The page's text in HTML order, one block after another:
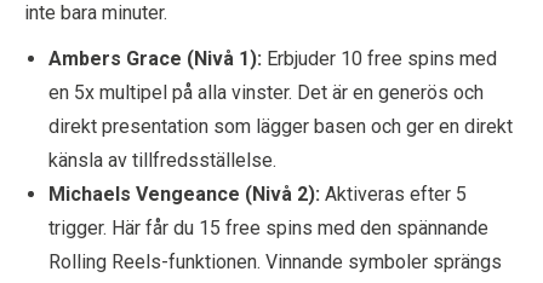
inte bara minuter.
Ambers Grace (Nivå 1): Erbjuder 10 free spins med
en 5x multipel på alla vinster. Det är en generös och
direkt presentation som lägger basen och ger en direkt
känsla av tillfredsställelse.
Michaels Vengeance (Nivå 2): Aktiveras efter 5
trigger. Här får du 15 free spins med den spännande
Rolling Reels-funktionen. Vinnande symboler sprängs